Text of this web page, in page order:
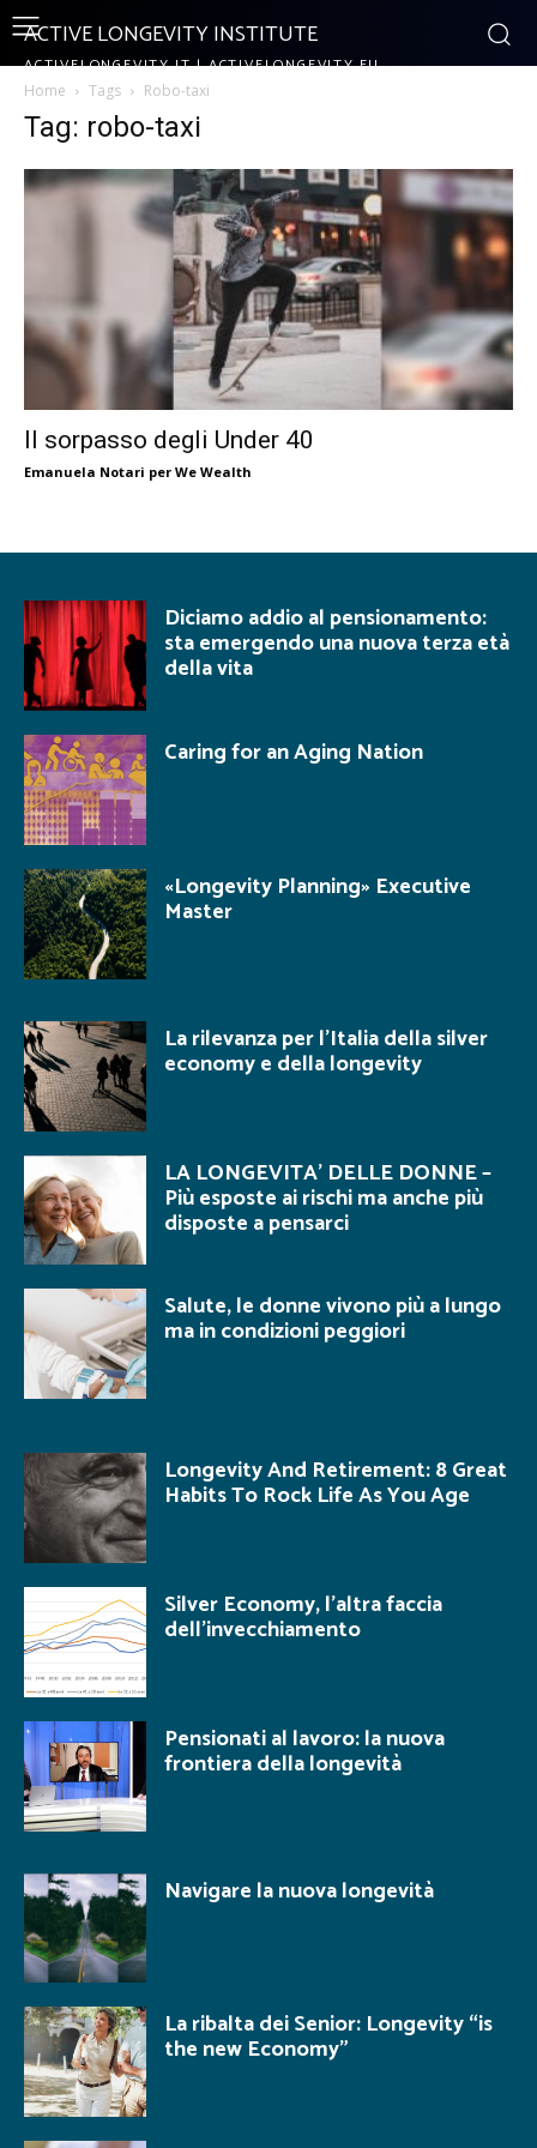
ACTIVE LONGEVITY INSTITUTE
ACTIVELONGEVITY.IT | ACTIVELONGEVITY.EU
Home Tags Robo-taxi
Tag: robo-taxi
Il sorpasso degli Under 40
Emanuela Notari per We Wealth
Diciamo addio al pensionamento:
sta emergendo una nuova terza età
della vita
Caring for an Aging Nation
«Longevity Planning» Executive
Master
La rilevanza per l’Italia della silver
economy e della longevity
LA LONGEVITA’ DELLE DONNE –
Più esposte ai rischi ma anche più
disposte a pensarci
Salute, le donne vivono più a lungo
ma in condizioni peggiori
Longevity And Retirement: 8 Great
Habits To Rock Life As You Age
Silver Economy, l’altra faccia
dell’invecchiamento
Pensionati al lavoro: la nuova
frontiera della longevità
Navigare la nuova longevità
La ribalta dei Senior: Longevity “is
the new Economy”